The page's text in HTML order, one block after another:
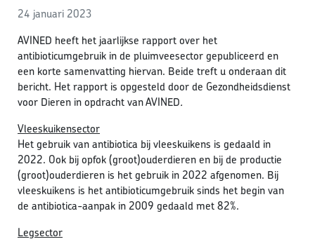
24 januari 2023
AVINED heeft het jaarlijkse rapport over het
antibioticumgebruik in de pluimveesector gepubliceerd en
een korte samenvatting hiervan. Beide treft u onderaan dit
bericht. Het rapport is opgesteld door de Gezondheidsdienst
voor Dieren in opdracht van AVINED.
Vleeskuikensector
Het gebruik van antibiotica bij vleeskuikens is gedaald in
2022. Ook bij opfok (groot)ouderdieren en bij de productie
(groot)ouderdieren is het gebruik in 2022 afgenomen. Bij
vleeskuikens is het antibioticumgebruik sinds het begin van
de antibiotica-aanpak in 2009 gedaald met 82%.
Legsector